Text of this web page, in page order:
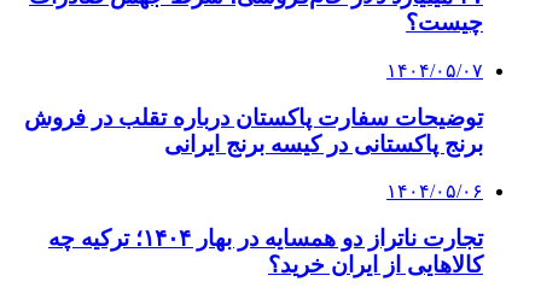
چیست؟
۱۴۰۴/۰۵/۰۷
توضیحات سفارت پاکستان درباره تقلب در فروش
برنج پاکستانی در کیسه برنج ایرانی
۱۴۰۴/۰۵/۰۶
تجارت ناتراز دو همسایه در بهار ۱۴۰۴؛ ترکیه چه
کالاهایی از ایران خرید؟